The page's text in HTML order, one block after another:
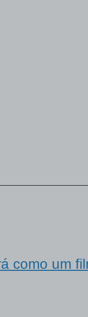
como um